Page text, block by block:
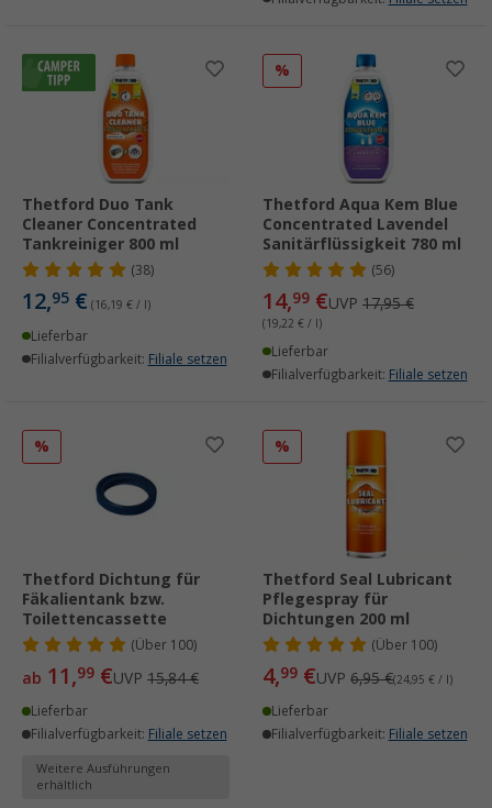
Thetford Duo Tank
Cleaner Concentrated
Tankreiniger 800 ml
(38)
12,95 € (16,19 € / l)
Lieferbar
Filialverfügbarkeit: Filiale setzen
%
Thetford Aqua Kem Blue
Concentrated Lavendel
Sanitärflüssigkeit 780 ml
(56)
14,99 €UVP 17,95 €
(19,22 € / l)
Lieferbar
Filialverfügbarkeit: Filiale setzen
%
Thetford Dichtung für
Fäkalientank bzw.
Toilettencassette
(Über100)
ab 11,99 €UVP 15,84 €
Lieferbar
Filialverfügbarkeit: Filiale setzen
Weitere Ausführungen
erhältlich
%
Thetford Seal Lubricant
Pflegespray für
Dichtungen 200 ml
(Über100)
4,99 €UVP 6,95 €(24,95 € / l)
Lieferbar
Filialverfügbarkeit: Filiale setzen